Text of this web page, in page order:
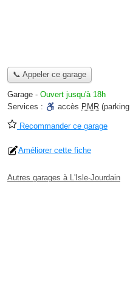
📞 Appeler ce garage
Garage - Ouvert jusqu'à 18h
Services :
accès PMR
Recommander ce garage
Améliorer cette fiche
Autres garages à L'Isle-Jourdain